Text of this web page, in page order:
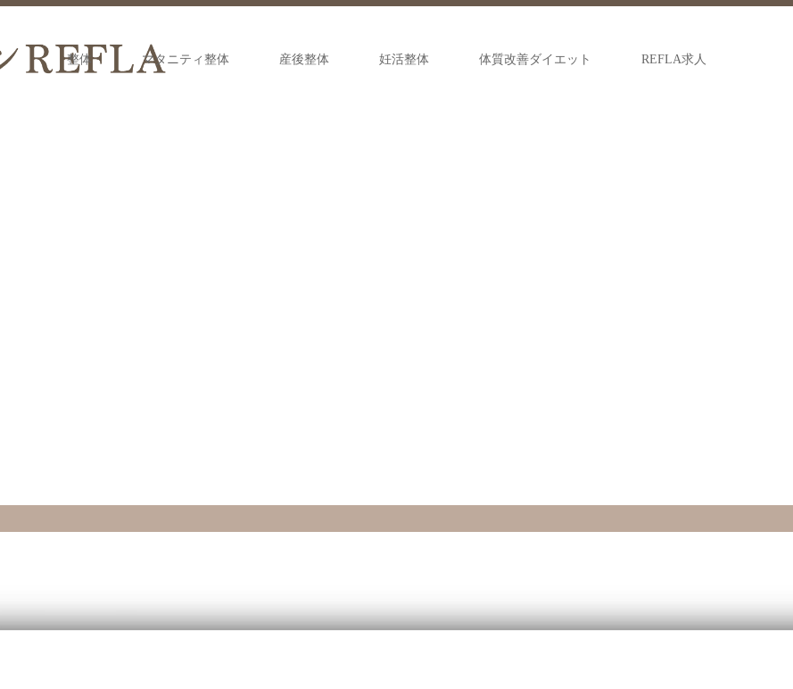
整体 マタニティ整体 産後整体 妊活整体 体質改善ダイエット REFLA求人